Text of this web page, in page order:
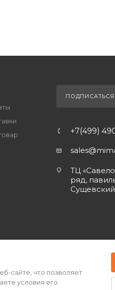
+7(499)
ТЦ
ряд,
Сущевский
сайте, что позволяет
условия его